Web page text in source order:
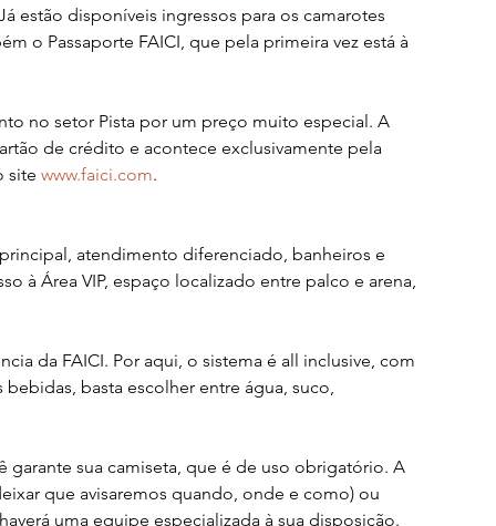
estão disponíveis ingressos para os camarotes
o Passaporte FAICI, que pela primeira vez está à
no setor Pista por um preço muito especial. A
de crédito e acontece exclusivamente pela
site www.faici.com.
atendimento diferenciado, banheiros e
à Área VIP, espaço localizado entre palco e arena,
da FAICI. Por aqui, o sistema é all inclusive, com
basta escolher entre água, suco,
garante sua camiseta, que é de uso obrigatório. A
que avisaremos quando, onde e como) ou
uma equipe especializada à sua disposição.